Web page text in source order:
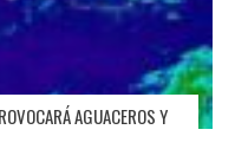
AGUACEROS Y